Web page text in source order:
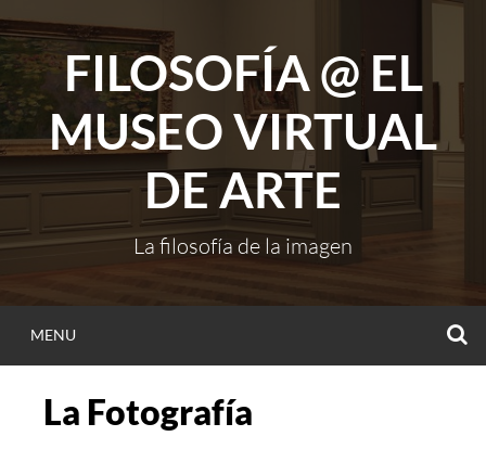
Skip
to
contentFILOSOFÍA @ EL
MUSEO VIRTUAL
DE ARTE
La filosofía de la imagen
MENU
La Fotografía